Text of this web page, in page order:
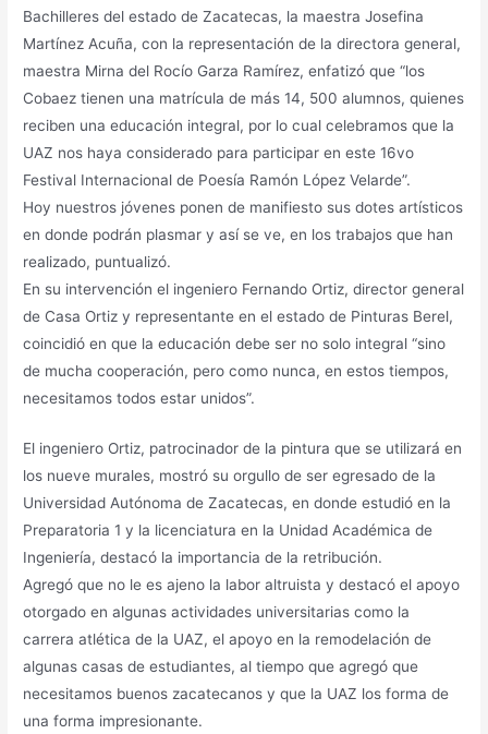
Bachilleres del estado de Zacatecas, la maestra Josefina
Martínez Acuña, con la representación de la directora general,
maestra Mirna del Rocío Garza Ramírez, enfatizó que “los
Cobaez tienen una matrícula de más 14, 500 alumnos, quienes
reciben una educación integral, por lo cual celebramos que la
UAZ nos haya considerado para participar en este 16vo
Festival Internacional de Poesía Ramón López Velarde”.
Hoy nuestros jóvenes ponen de manifiesto sus dotes artísticos
en donde podrán plasmar y así se ve, en los trabajos que han
realizado, puntualizó.
En su intervención el ingeniero Fernando Ortiz, director general
de Casa Ortiz y representante en el estado de Pinturas Berel,
coincidió en que la educación debe ser no solo integral “sino
de mucha cooperación, pero como nunca, en estos tiempos,
necesitamos todos estar unidos”.
El ingeniero Ortiz, patrocinador de la pintura que se utilizará en
los nueve murales, mostró su orgullo de ser egresado de la
Universidad Autónoma de Zacatecas, en donde estudió en la
Preparatoria 1 y la licenciatura en la Unidad Académica de
Ingeniería, destacó la importancia de la retribución.
Agregó que no le es ajeno la labor altruista y destacó el apoyo
otorgado en algunas actividades universitarias como la
carrera atlética de la UAZ, el apoyo en la remodelación de
algunas casas de estudiantes, al tiempo que agregó que
necesitamos buenos zacatecanos y que la UAZ los forma de
una forma impresionante.